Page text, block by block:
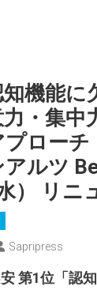
知機能
・集中
プロー
ルツ
） リニ
Sapripress
第1位「認